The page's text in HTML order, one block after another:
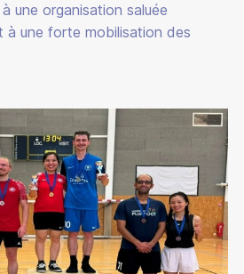
une organisation saluée
à une forte mobilisation des